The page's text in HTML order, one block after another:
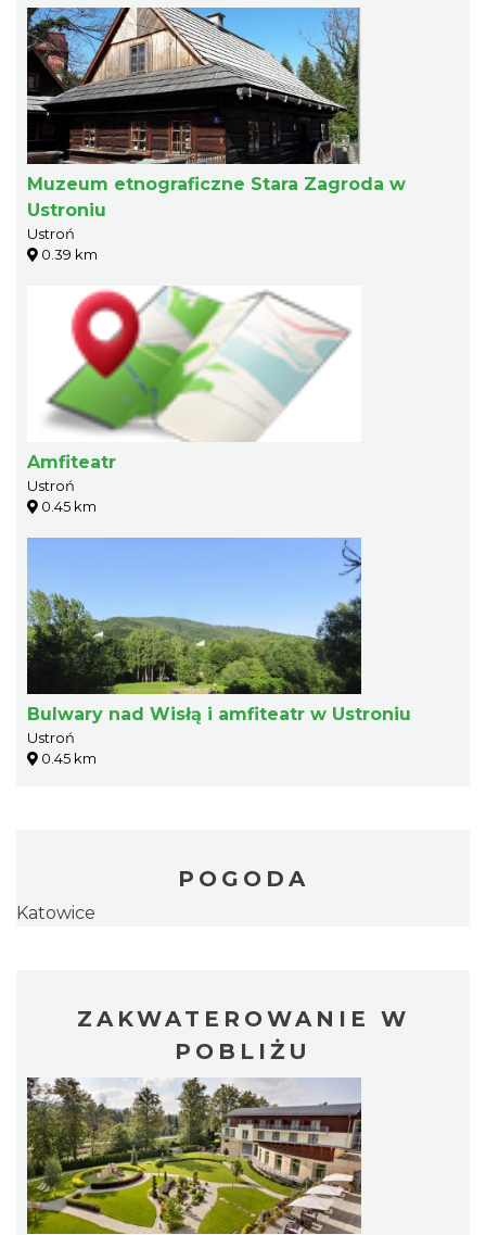
Muzeum etnograficzne Stara Zagroda w
Ustroniu
Ustroń
0.39 km
Amfiteatr
Ustroń
0.45 km
Bulwary nad Wisłą i amfiteatr w Ustroniu
Ustroń
0.45 km
POGODA
Katowice
ZAKWATEROWANIE W
POBLIŻU